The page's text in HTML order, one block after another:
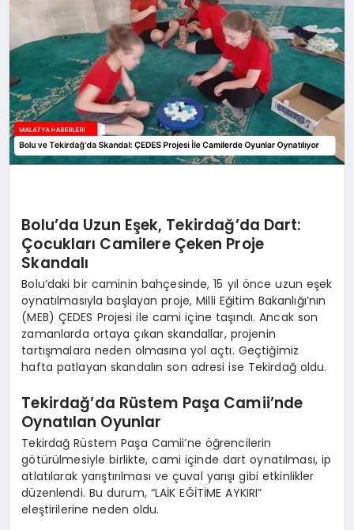
SIYASET
SPOR
TEKNOLOJI
Bolu’da Uzun Eşek, Tekirdağ’da Dart:
Çocukları Camilere Çeken Proje
Skandalı
Bolu’daki bir caminin bahçesinde, 15 yıl önce uzun eşek
oynatılmasıyla başlayan proje, Milli Eğitim Bakanlığı’nın
(MEB) ÇEDES Projesi ile cami içine taşındı. Ancak son
zamanlarda ortaya çıkan skandallar, projenin
tartışmalara neden olmasına yol açtı. Geçtiğimiz
hafta patlayan skandalın son adresi ise Tekirdağ oldu.
Tekirdağ’da Rüstem Paşa Camii’nde
Oynatılan Oyunlar
Tekirdağ Rüstem Paşa Camii’ne öğrencilerin
götürülmesiyle birlikte, cami içinde dart oynatılması, ip
atlatılarak yarıştırılması ve çuval yarışı gibi etkinlikler
düzenlendi. Bu durum, “LAİK EĞİTİME AYKIRI”
eleştirilerine neden oldu.